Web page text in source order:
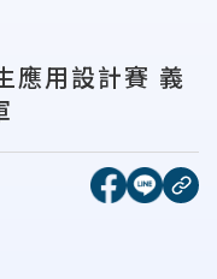
應用設計賽 義
[另開新
[另開
複